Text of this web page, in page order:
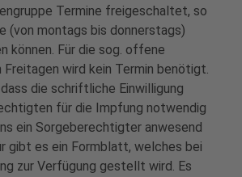
Termine freigeschaltet, so
(von montags bis donnerstags)
können. Für die sog. offene
Freitagen wird kein Termin benötigt.
die schriftliche Einwilligung
für die Impfung notwendig
ein Sorgeberechtigter anwesend
gibt es ein Formblatt, welches bei
zur Verfügung gestellt wird. Es